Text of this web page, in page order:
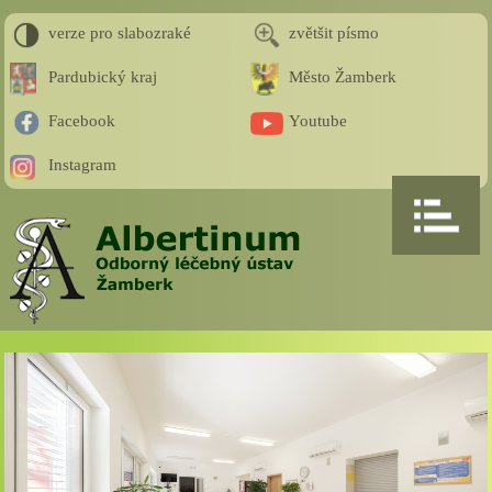
verze pro slabozraké zvětšit písmo
Pardubický kraj Město Žamberk
Facebook Youtube
Instagram